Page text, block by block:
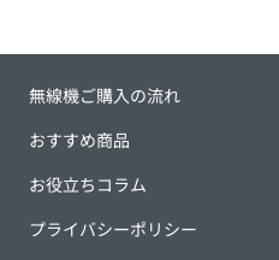
無線機ご購入の流れ
おすすめ商品
お役立ちコラム
プライバシーポリシー